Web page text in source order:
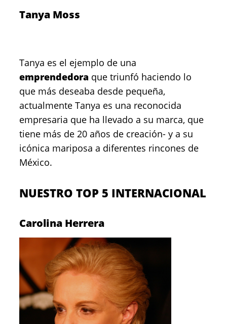
Tanya Moss
Tanya es el ejemplo de una
emprendedora que triunfó haciendo lo
que más deseaba desde pequeña,
actualmente Tanya es una reconocida
empresaria que ha llevado a su marca, que
tiene más de 20 años de creación- y a su
icónica mariposa a diferentes rincones de
México.
NUESTRO TOP 5 INTERNACIONAL
Carolina Herrera